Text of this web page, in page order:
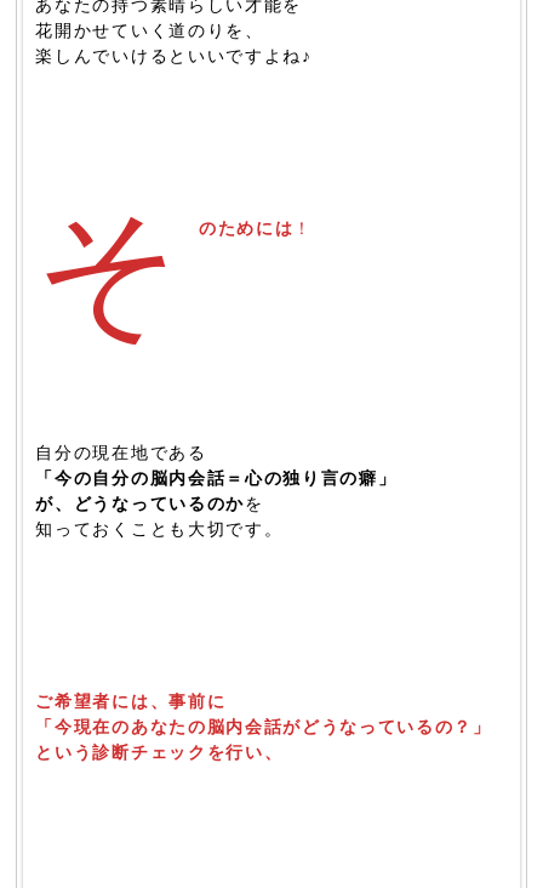
あなたの持つ素晴らしい才能を
花開かせていく道のりを、
楽しんでいけるといいですよね♪
そ のためには ！
自分の現在地である
「今の自分の脳内会話＝心の独り言の癖」
が、どうなっているのかを
知っておくことも大切です。
ご希望者には、事前に
「今現在のあなたの脳内会話がどうなっているの？」
という診断チェックを行い、